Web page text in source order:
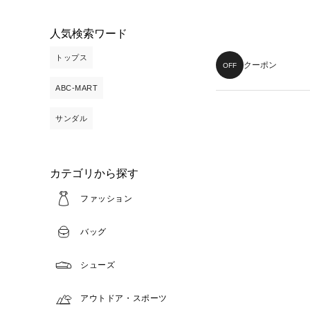
人気検索ワード
トップス
ABC-MART
サンダル
カテゴリから探す
ファッション
バッグ
シューズ
アウトドア・スポーツ
OFF クーポン